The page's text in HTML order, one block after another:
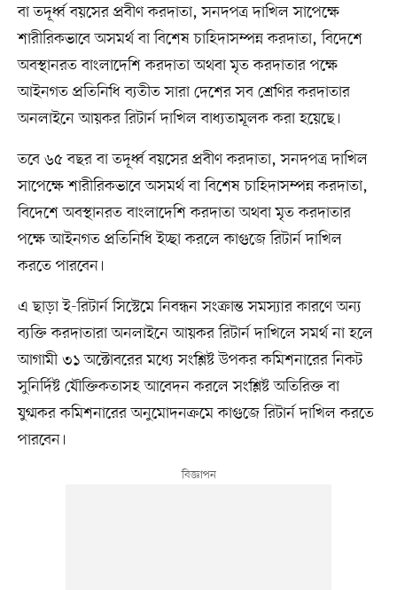
বা তদূর্ধ্ব বয়সের প্রবীণ করদাতা, সনদপত্র দাখিল সাপেক্ষে
শারীরিকভাবে অসমর্থ বা বিশেষ চাহিদাসম্পন্ন করদাতা, বিদেশে
অবস্থানরত বাংলাদেশি করদাতা অথবা মৃত করদাতার পক্ষে
আইনগত প্রতিনিধি ব্যতীত সারা দেশের সব শ্রেণির করদাতার
অনলাইনে আয়কর রিটার্ন দাখিল বাধ্যতামূলক করা হয়েছে।
তবে ৬৫ বছর বা তদূর্ধ্ব বয়সের প্রবীণ করদাতা, সনদপত্র দাখিল
সাপেক্ষে শারীরিকভাবে অসমর্থ বা বিশেষ চাহিদাসম্পন্ন করদাতা,
বিদেশে অবস্থানরত বাংলাদেশি করদাতা অথবা মৃত করদাতার
পক্ষে আইনগত প্রতিনিধি ইচ্ছা করলে কাগুজে রিটার্ন দাখিল
করতে পারবেন।
এ ছাড়া ই-রিটার্ন সিস্টেমে নিবন্ধন সংক্রান্ত সমস্যার কারণে অন্য
ব্যক্তি করদাতারা অনলাইনে আয়কর রিটার্ন দাখিলে সমর্থ না হলে
আগামী ৩১ অক্টোবরের মধ্যে সংশ্লিষ্ট উপকর কমিশনারের নিকট
সুনির্দিষ্ট যৌক্তিকতাসহ আবেদন করলে সংশ্লিষ্ট অতিরিক্ত বা
যুগ্মকর কমিশনারের অনুমোদনক্রমে কাগুজে রিটার্ন দাখিল করতে
পারবেন।